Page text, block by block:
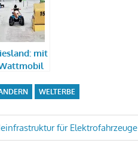
mit
WELTERBE
für Elektrofahrzeuge